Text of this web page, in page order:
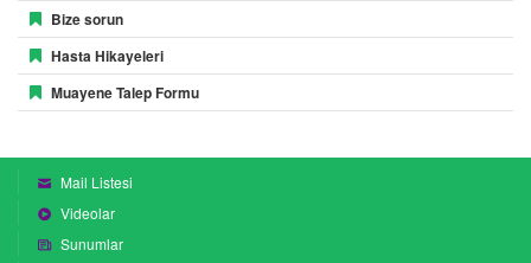
Bize sorun
Hasta Hikayeleri
Muayene Talep Formu
Mail Listesi
Videolar
Sunumlar